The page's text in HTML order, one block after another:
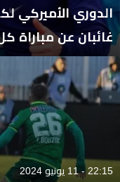
الدوري الأميركي
غائبان عن مباراة
22:15 - 11 يونيو 2024